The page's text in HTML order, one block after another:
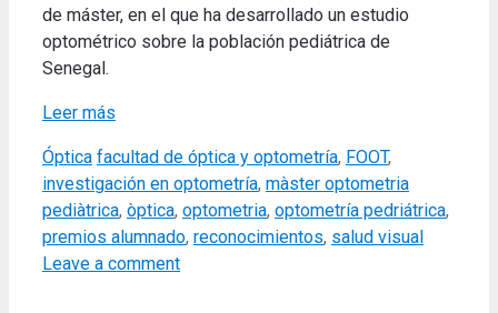
de máster, en el que ha desarrollado un estudio
optométrico sobre la población pediátrica de
Senegal.
Leer más
Categories
Óptica Tags
facultad de óptica y optometría, FOOT,
investigación en optometría, màster optometria
pediàtrica, òptica, optometria, optometría pedriátrica,
premios alumnado, reconocimientos, salud visual
Leave a comment